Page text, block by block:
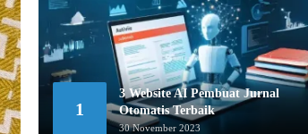
1
3 Website AI Pembuat Jurnal
Otomatis Terbaik
30 November 2023